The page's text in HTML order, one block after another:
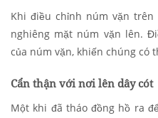
Khi điều chỉnh núm vặn
nghiêng mặt núm vặn lên.
của núm vặn, khiến chúng có
Cẩn thận với nơi lên dây cót
Một khi đã tháo đồng hồ ra